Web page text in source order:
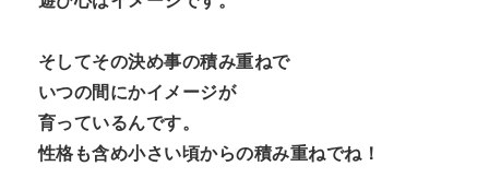
そしてその決め事の積み重ねで
いつの間にかイメージが
育っているんです。
性格も含め小さい頃からの積み重ねでね！